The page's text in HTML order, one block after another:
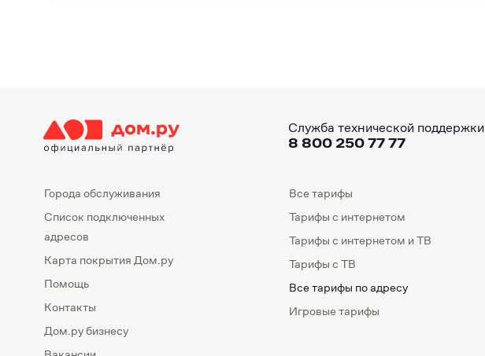
Служба технической поддержки
8 800 250 77 77
Города обслуживания
Список подключенных
адресов
Карта покрытия Дом.ру
Помощь
Контакты
Дом.ру бизнесу
Все тарифы
Тарифы с интернетом
Тарифы с интернетом и ТВ
Тарифы с ТВ
Все тарифы по адресу
Игровые тарифы